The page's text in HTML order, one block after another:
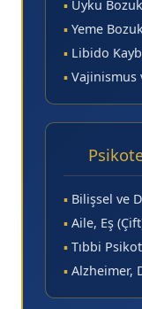
▪ Uyku
▪ Yeme
▪ Libido
▪ Vajinismus
▪ Bilişsel ve
▪ Aile, Eş
▪ Tıbbi
▪ Alzheimer,